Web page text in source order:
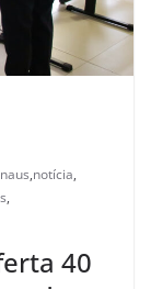
,notícia,
,
40